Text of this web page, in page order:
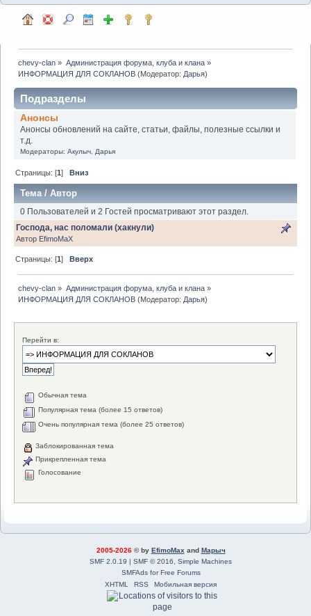
chevy-clan » Администрация форума, клуба и клана»
ИНФОРМАЦИЯ ДЛЯ СОКЛАНОВ (Модератор: Дарья)
Подразделы
Анонсы
Анонсы обновлений на сайте, статьи, файлы, полезные ссылки и
т.д.
Модераторы: Акулыч, Дарья
Страницы: [1] Вниз
Тема/Автор
0 Пользователей и 2 Гостей просматривают этот раздел.
Господа, нас поломали (хакнули)
Автор EfimoMaX
Страницы: [1] Вверх
chevy-clan » Администрация форума, клуба и клана»
ИНФОРМАЦИЯ ДЛЯ СОКЛАНОВ (Модератор:Дарья)
Перейти в:
Обычная тема
Популярная тема (более 15 ответов)
Очень популярная тема (более 25 ответов)
Заблокированная тема
Прикрепленная тема
Голосование
2005-2026© by EfimoMax and Марыч
SMF 2.0.19 | SMF © 2016
Simple Machines
SMFAdsforFree Forums
XHTML
RSS Мобильная версия